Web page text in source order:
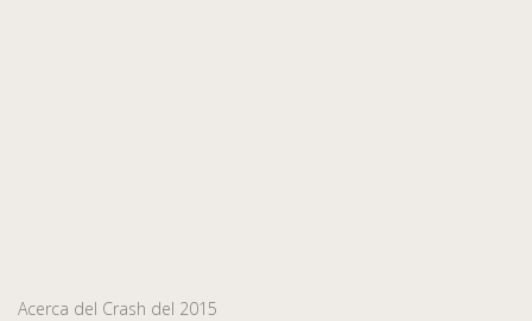
Acerca del Crash del 2015